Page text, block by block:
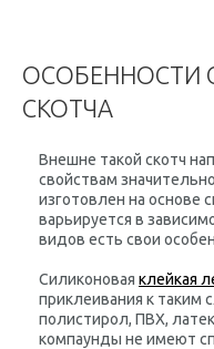
ОСОБЕННОСТИ
СКОТЧА
Внешне такой скотч
свойствам
изготовлен на основе
варьируется в
видов есть свои
Силиконовая клейкая
приклеивания к таким
полистирол, ПВХ,
компаунды не имеют